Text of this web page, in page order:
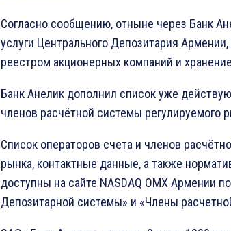
Согласно сообщению, отныне через Банк
услуги Центрального Депозитария
реестром акционерных компаний и
Банк Анелик дополнил список уже
членов расчётной системы регулируемого
Список операторов счета и членов
рынка, контактные данные, а также
доступны на сайте NASDAQ OMX Армении
Депозитарной системы» и «Члены